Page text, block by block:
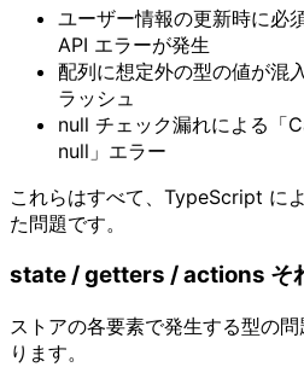
ユーザー情報の更新時に必
API エラーが発生
配列に想定外の型の値が混
ラッシュ
null チェック漏れによる
null」エラー
これらはすべて、TypeScript に
た問題です。
state / getters / actions そ
ストアの各要素で発生する型の
ります。